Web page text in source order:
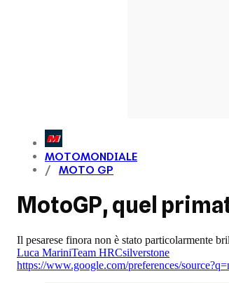
MOTOMONDIALE
MOTO GP
MotoGP, quel
Il pesarese finora non è stato particolarmente
Luca MariniTeam HRCsilverstone
https://www.google.com/preferences/